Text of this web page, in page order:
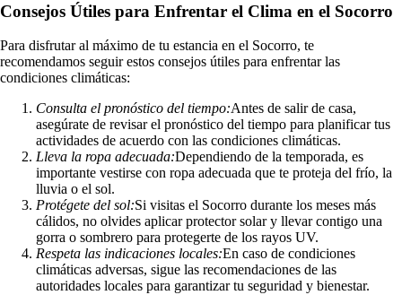
Consejos Útiles para Enfrentar el Clima en el Socorro
Para disfrutar al máximo de tu estancia en el Socorro, te
recomendamos seguir estos consejos útiles para enfrentar las
condiciones climáticas:
Consulta el pronóstico del tiempo:Antes de salir de casa,
asegúrate de revisar el pronóstico del tiempo para planificar tus
actividades de acuerdo con las condiciones climáticas.
Lleva la ropa adecuada:Dependiendo de la temporada, es
importante vestirse con ropa adecuada que te proteja del frío, la
lluvia o el sol.
Protégete del sol:Si visitas el Socorro durante los meses más
cálidos, no olvides aplicar protector solar y llevar contigo una
gorra o sombrero para protegerte de los rayos UV.
Respeta las indicaciones locales:En caso de condiciones
climáticas adversas, sigue las recomendaciones de las
autoridades locales para garantizar tu seguridad y bienestar.